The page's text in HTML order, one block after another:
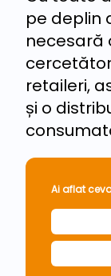
pe deplin
necesară
retaileri,
și o
Ai aflat